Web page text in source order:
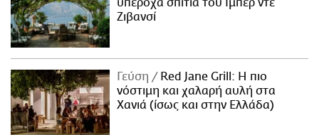
υπέροχα σπίτια του Ιμπέρ ντε
Ζιβανσί
Γεύση
Red Jane Grill: Η πιο
νόστιμη και χαλαρή αυλή στα
Χανιά (ίσως και στην Ελλάδα)